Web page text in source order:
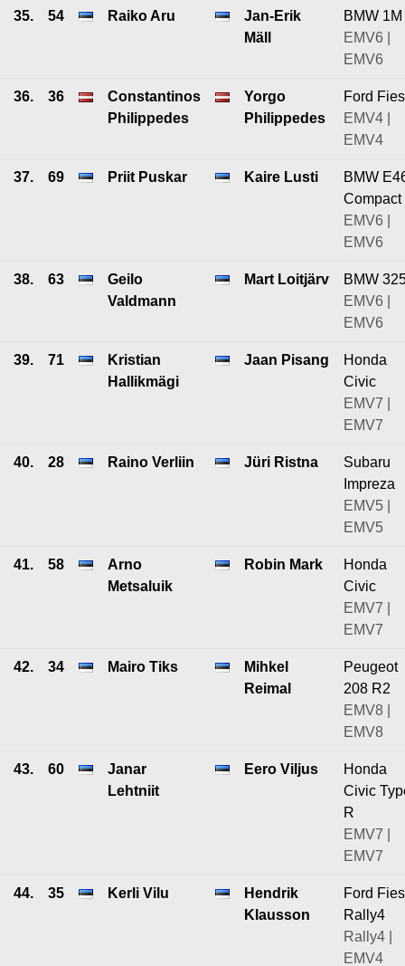
35. 54 Raiko Aru
Jan-Erik
Mäll
BMW 1M
EMV6 |
EMV6
36. 36
Constantinos
Philippedes
Yorgo
Philippedes
Ford
EMV4 |
EMV4
37. 69 Priit Puskar Kaire Lusti
BMW
Compact
EMV6 |
EMV6
38. 63
Geilo
Valdmann
Mart Loitjärv
BMW
EMV6 |
EMV6
39. 71
Kristian
Hallikmägi
Jaan Pisang
Honda
Civic
EMV7 |
EMV7
40. 28 Raino Verliin Jüri Ristna
Subaru
Impreza
EMV5 |
EMV5
41. 58
Arno
Metsaluik
Robin Mark
Honda
Civic
EMV7 |
EMV7
42. 34 Mairo Tiks
Mihkel
Reimal
Peugeot
208 R2
EMV8 |
EMV8
43. 60
Janar
Lehtniit
Eero Viljus
Honda
Civic
R
EMV7 |
EMV7
44. 35 Kerli Vilu
Hendrik
Klausson
Ford
Rally4
Rally4 |
EMV4